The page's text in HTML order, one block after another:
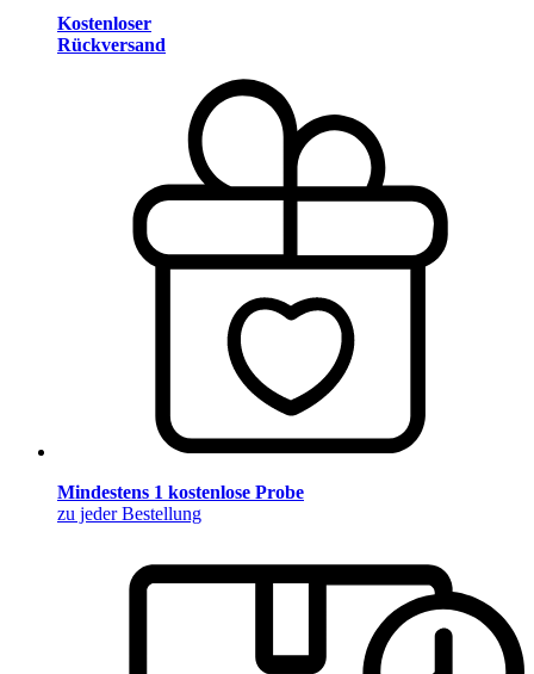
Kostenloser
Rückversand
Mindestens 1 kostenlose Probe
zu jeder Bestellung